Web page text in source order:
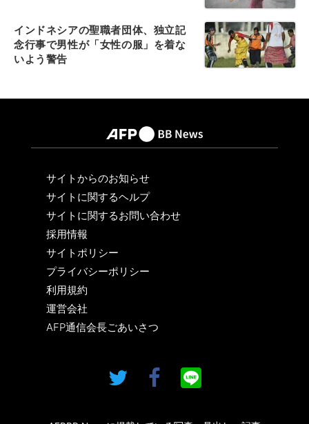
インドネシアの聖職者団体、独立記
念行事で男性が「女性の服」を着な
いよう警告
サイトからのお知らせ
サイトに関するヘルプ
サイトに関するお問い合わせ
採用情報
サイトポリシー
プライバシーポリシー
利用規約
運営会社
AFP通信会長ごあいさつ